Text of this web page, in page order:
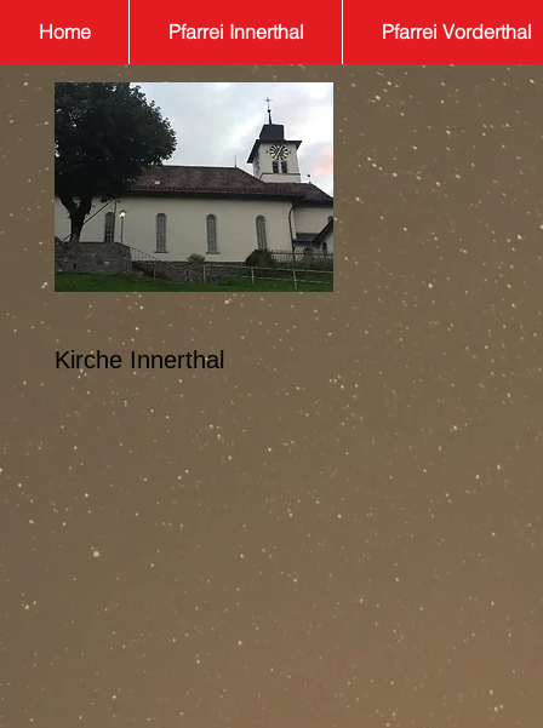
Home Pfarrei Innerthal Pfarrei Vorderthal
Kirche Innerthal